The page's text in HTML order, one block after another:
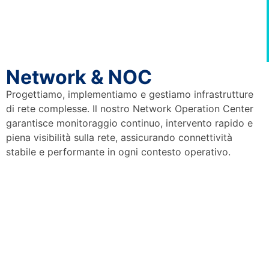
Network & NOC
Progettiamo, implementiamo e gestiamo infrastrutture
di rete complesse. Il nostro Network Operation Center
garantisce monitoraggio continuo, intervento rapido e
piena visibilità sulla rete, assicurando connettività
stabile e performante in ogni contesto operativo.